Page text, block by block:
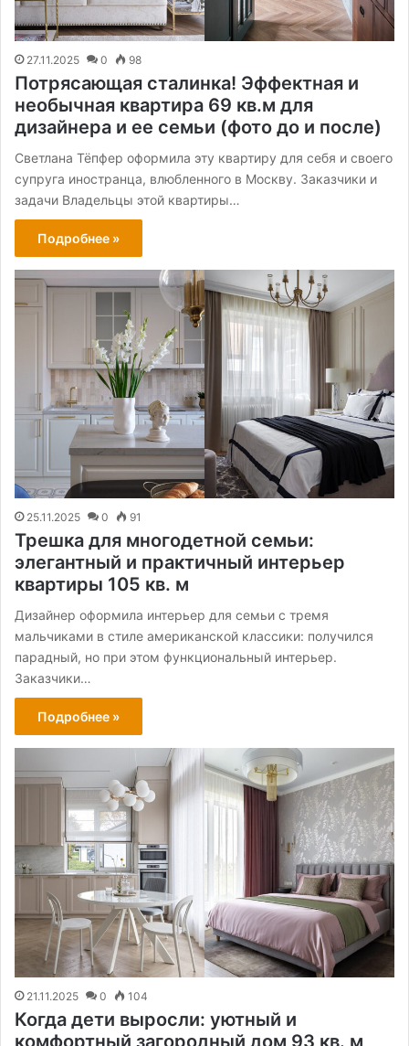
27.11.2025 0 98
Потрясающая сталинка! Эффектная и
необычная квартира 69 кв.м для
дизайнера и ее семьи (фото до и после)
Светлана Тёпфер оформила эту квартиру для себя и своего
супруга иностранца, влюбленного в Москву. Заказчики и
задачи Владельцы этой квартиры…
Подробнее »
25.11.2025 0 91
Трешка для многодетной семьи:
элегантный и практичный интерьер
квартиры 105 кв. м
Дизайнер оформила интерьер для семьи с тремя
мальчиками в стиле американской классики: получился
парадный, но при этом функциональный интерьер.
Заказчики…
Подробнее »
21.11.2025 0 104
Когда дети выросли: уютный и
комфортный загородный дом 93 кв. м